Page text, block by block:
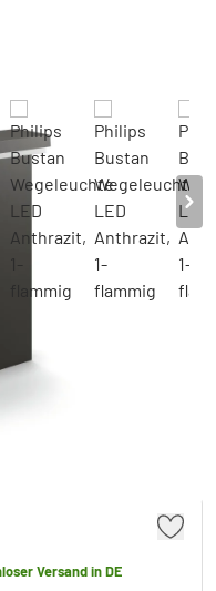
LED Anthrazit,
Versandin DE